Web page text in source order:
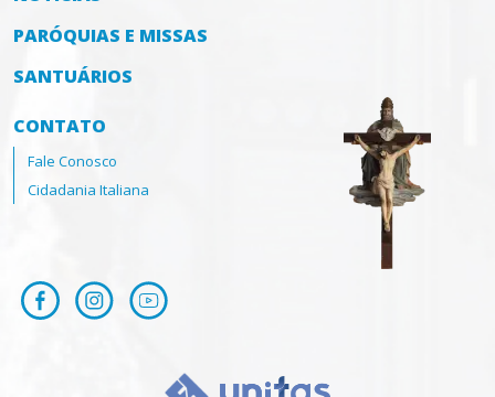
PARÓQUIAS E MISSAS
SANTUÁRIOS
CONTATO
Fale Conosco
Cidadania Italiana